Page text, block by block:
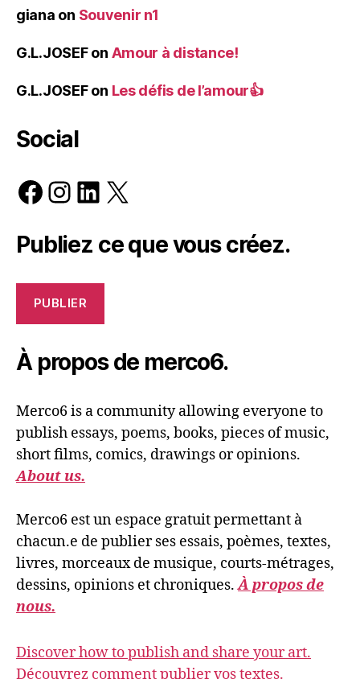
giana on Souvenir n1
G.L.JOSEFon Amour à distance!
G.L.JOSEFon Les défis de l’amour👍
Social
Facebook
Instagram
LinkedIn
X
Publiez ce que vous créez.
PUBLIER
À propos de merco6.
Merco6 is a community allowing everyone to
publish essays, poems, books, pieces of music,
short films, comics, drawings or opinions.
About us.
Merco6 est un espace gratuit permettant à
chacun.e de publier ses essais, poèmes, textes,
livres, morceaux de musique, courts-métrages,
dessins, opinions et chroniques.À propos de
nous.
Discover how to publish and share your art.
Découvrez comment publier vos textes.